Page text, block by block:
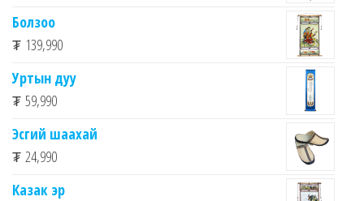
Болзоо
₮ 139,990
Уртын дуу
₮ 59,990
Эсгий шаахай
₮ 24,990
Казак эр